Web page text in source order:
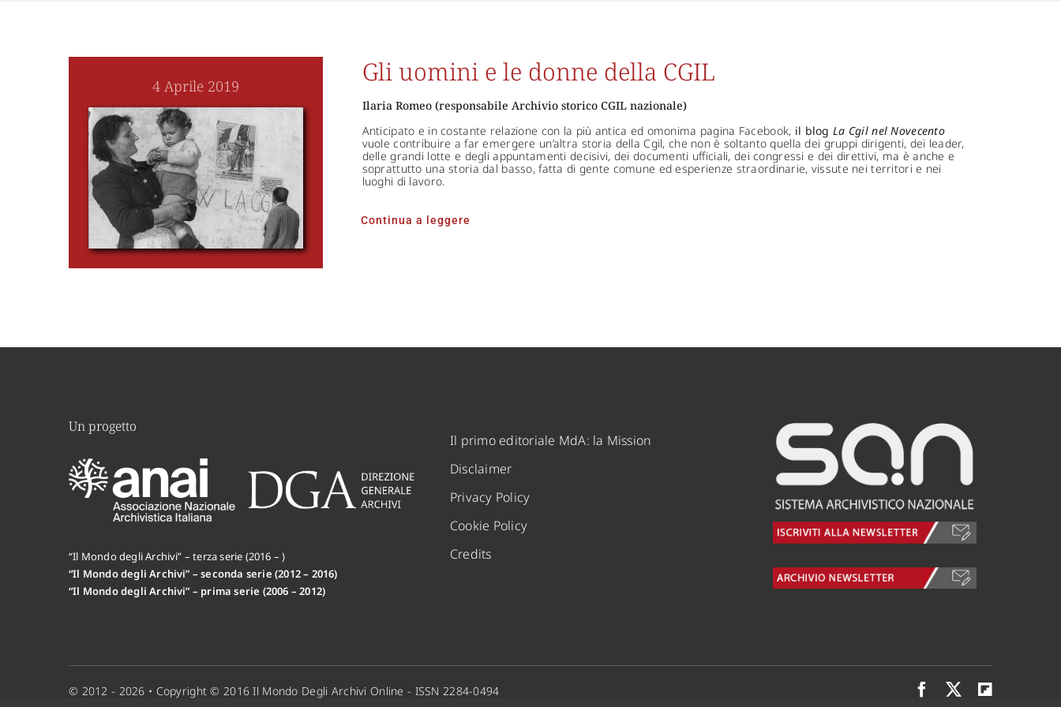
4 Aprile 2019 Gli uomini e le donne della CGIL
Ilaria Romeo (responsabile Archivio storico CGIL nazionale)
Anticipato e in costante relazione con la più antica ed omonima pagina Facebook, il blog La Cgil nel Novecento
vuole contribuire a far emergere un’altra storia della Cgil, che non è soltanto quella dei gruppi dirigenti, dei leader,
delle grandi lotte e degli appuntamenti decisivi, dei documenti ufficiali, dei congressi e dei direttivi, ma è anche e
soprattutto una storia dal basso, fatta di gente comune ed esperienze straordinarie, vissute nei territori e nei
luoghi di lavoro.
Continua a leggere
Un progetto
“Il Mondo degli Archivi” – terza serie (2016 – )
“Il Mondo degli Archivi” – seconda serie (2012 – 2016)
“Il Mondo degli Archivi” – prima serie (2006 – 2012)
Il primo editoriale MdA: la Mission
Disclaimer
Privacy Policy
Cookie Policy
Credits
© 2012 - 2026 • Copyright © 2016 Il Mondo Degli Archivi Online - ISSN 2284-0494